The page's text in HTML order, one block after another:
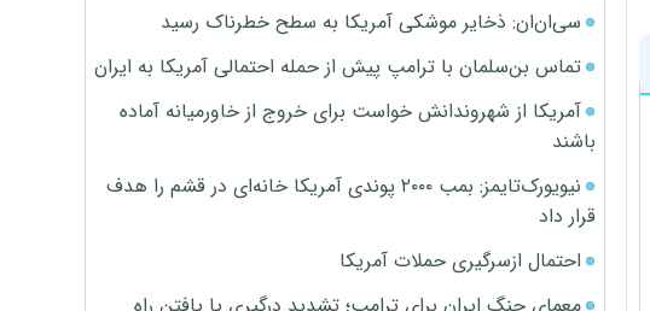
سی‌ان‌ان: ذخایر موشکی آمریکا به سطح خطرناک رسید
تماس بن‌سلمان با ترامپ پیش از حمله احتمالی آمریکا به ایران
آمریکا از شهروندانش خواست برای خروج از خاورمیانه آماده
باشند
نیویورک‌تایمز: بمب ۲۰۰۰ پوندی آمریکا خانه‌ای در قشم را هدف
قرار داد
احتمال ازسرگیری حملات آمریکا